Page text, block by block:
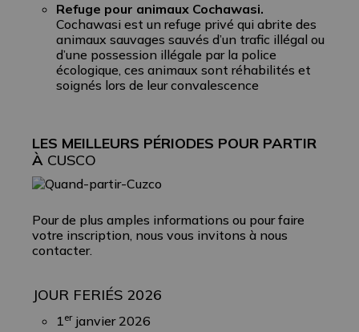
Refuge pour animaux Cochawasi.
Cochawasi est un refuge privé qui abrite des
animaux sauvages sauvés d’un trafic illégal ou
d’une possession illégale par la police
écologique, ces animaux sont réhabilités et
soignés lors de leur convalescence
LES MEILLEURS PÉRIODES POUR PARTIR
À CUSCO
Pour de plus amples informations ou pour faire
votre inscription, nous vous invitons à nous
contacter.
JOUR FERIÉS 2026
1erjanvier 2026